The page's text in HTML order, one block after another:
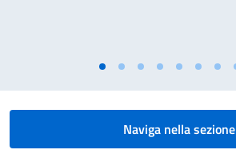
Naviga nella sezione